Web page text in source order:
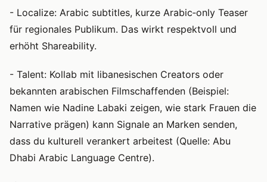
- Localize: Arabic subtitles, kurze Arabic‑only Teaser
für regionales Publikum. Das wirkt respektvoll und
erhöht Shareability.
- Talent: Kollab mit libanesischen Creators oder
bekannten arabischen Filmschaffenden (Beispiel:
Namen wie Nadine Labaki zeigen, wie stark Frauen die
Narrative prägen) kann Signale an Marken senden,
dass du kulturell verankert arbeitest (Quelle: Abu
Dhabi Arabic Language Centre).